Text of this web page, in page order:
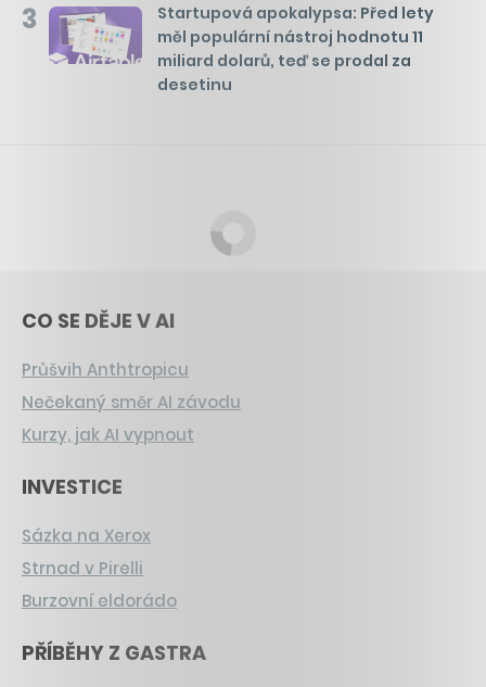
3
Startupová apokalypsa: Před lety
měl populární nástroj hodnotu 11
miliard dolarů, teď se prodal za
desetinu
CO SE DĚJE V AI
Průšvih Anthtropicu
Nečekaný směr AI závodu
Kurzy, jak AI vypnout
INVESTICE
Sázka na Xerox
Strnad v Pirelli
Burzovní eldorádo
PŘÍBĚHY Z GASTRA